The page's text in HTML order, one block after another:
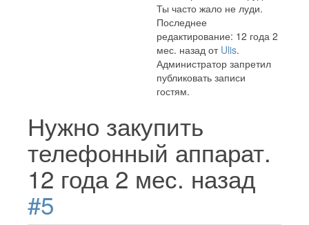
Ты часто жало не луди.
Последнее
редактирование: 12 года 2
мес. назад от Ulis.
Администратор запретил
публиковать записи
гостям.
Нужно закупить
телефонный аппарат.
12 года 2 мес. назад
#5